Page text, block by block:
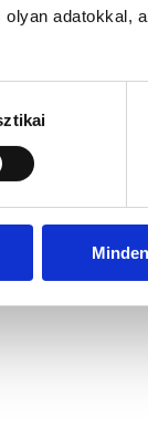
adatokkal,
(see the browser